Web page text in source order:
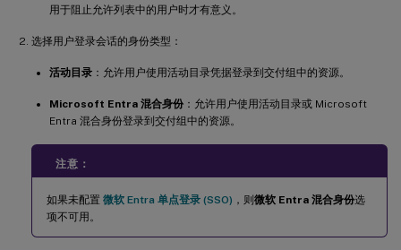
用于阻止允许列表中的用户时才有意义。
选择用户登录会话的身份类型：
活动目录 ：允许用户使用活动目录凭据登录到交付组中的资源。
Microsoft Entra 混合身份 ：允许用户使用活动目录或 Microsoft
Entra 混合身份登录到交付组中的资源。
注意：
如果未配置 微软 Entra 单点登录 (SSO) ，则微软 Entra 混合身份选
项不可用。